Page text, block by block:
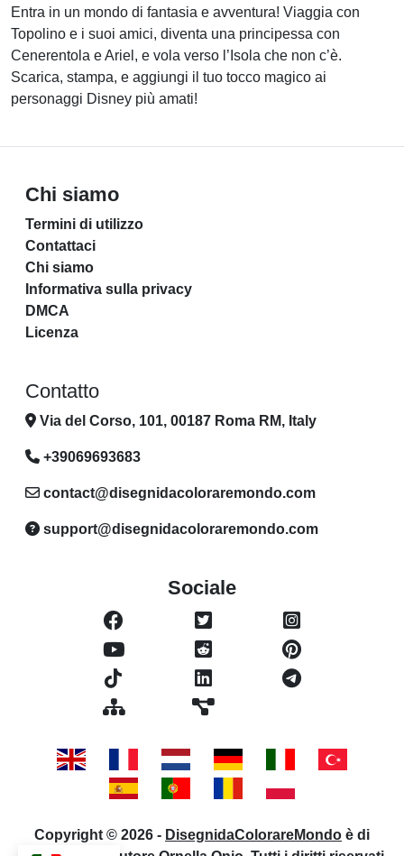
Entra in un mondo di fantasia e avventura! Viaggia con
Topolino e i suoi amici, diventa una principessa con
Cenerentola e Ariel, e vola verso l’Isola che non c’è.
Scarica, stampa, e aggiungi il tuo tocco magico ai
personaggi Disney più amati!
Chi siamo
Termini di utilizzo
Contattaci
Chi siamo
Informativa sulla privacy
DMCA
Licenza
Contatto
Via del Corso, 101, 00187 Roma RM, Italy
+39069693683
contact@disegnidacoloraremondo.com
support@disegnidacoloraremondo.com
Sociale
Copyright © 2026 - DisegnidaColorareMondo è di